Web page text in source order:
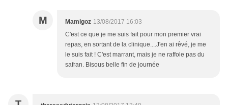
M Mamigoz 13/08/2017 16:03
C'est ce que je me suis fait pour mon premier vrai
repas, en sortant de la clinique....J'en ai rêvé, je me
le suis fait ! C'est marrant, mais je ne raffole pas du
safran. Bisous belle fin de journée